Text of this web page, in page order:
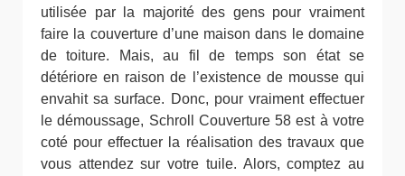
utilisée par la majorité des gens pour vraiment
faire la couverture d’une maison dans le domaine
de toiture. Mais, au fil de temps son état se
détériore en raison de l’existence de mousse qui
envahit sa surface. Donc, pour vraiment effectuer
le démoussage, Schroll Couverture 58 est à votre
coté pour effectuer la réalisation des travaux que
vous attendez sur votre tuile. Alors, comptez au